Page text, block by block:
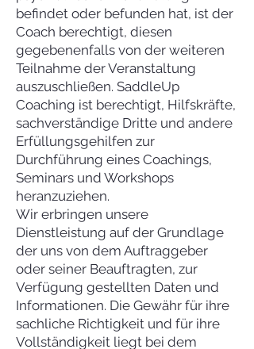
befindet oder befunden hat, ist der
Coach berechtigt, diesen
gegebenenfalls von der weiteren
Teilnahme der Veranstaltung
auszuschließen. SaddleUp
Coaching ist berechtigt, Hilfskräfte,
sachverständige Dritte und andere
Erfüllungsgehilfen zur
Durchführung eines Coachings,
Seminars und Workshops
heranzuziehen.
Wir erbringen unsere
Dienstleistung auf der Grundlage
der uns von dem Auftraggeber
oder seiner Beauftragten, zur
Verfügung gestellten Daten und
Informationen. Die Gewähr für ihre
sachliche Richtigkeit und für ihre
Vollständigkeit liegt bei dem